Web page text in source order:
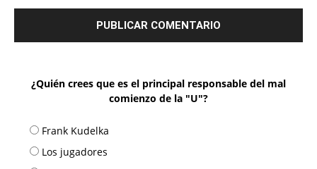
¿Quién crees que es el principal responsable del mal
comienzo de la "U"?
Frank Kudelka
Los jugadores